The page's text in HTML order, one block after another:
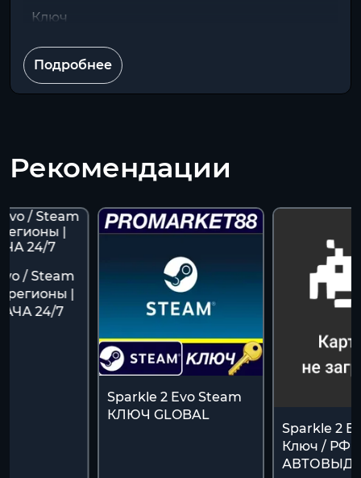
Ключ
Подробнее
Рекомендации
/ Steam
регионы |
24/7
Sparkle 2 Evo Steam
КЛЮЧ GLOBAL
Sparkle 2
Ключ /